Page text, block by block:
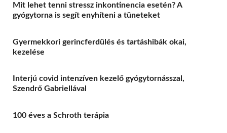
Mit lehet tenni stressz inkontinencia esetén? A
gyógytorna is segít enyhíteni a tüneteket
Gyermekkori gerincferdülés és tartáshibák okai,
kezelése
Interjú covid intenzíven kezelő gyógytornásszal,
Szendrő Gabriellával
100 éves a Schroth terápia